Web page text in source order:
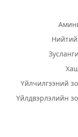
Үйлчилгээний
Үйлдвэрлэлийн